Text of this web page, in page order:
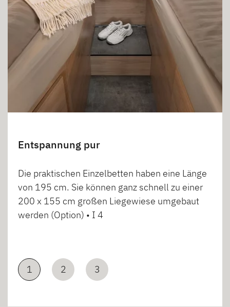
Entspannung pur
Die praktischen Einzelbetten haben eine Länge
von 195 cm. Sie können ganz schnell zu einer
200 x 155 cm großen Liegewiese umgebaut
werden (Option) • I 4
1 2 3